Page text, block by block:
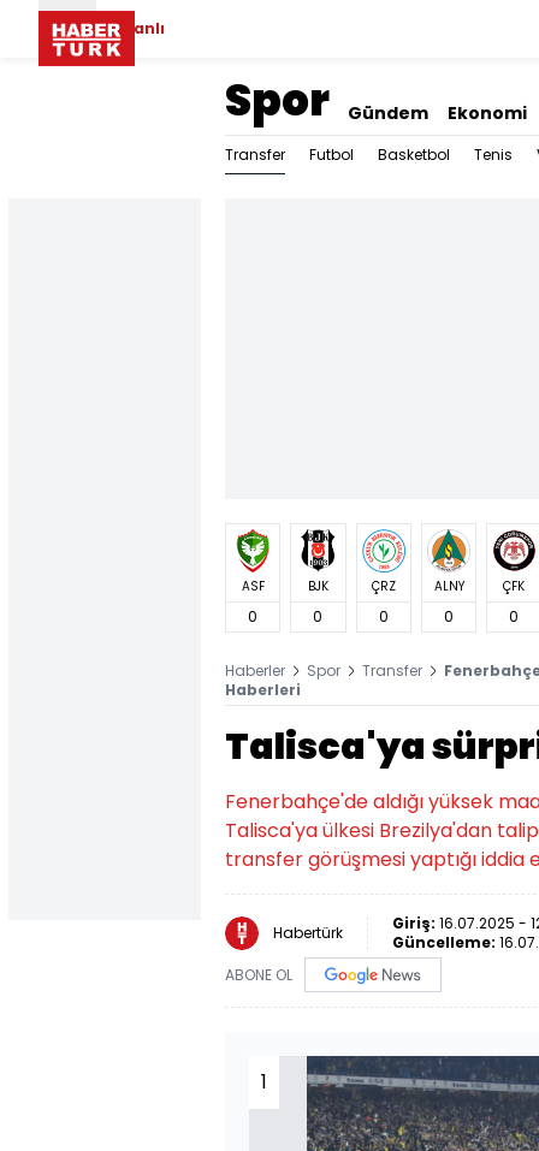
Canlı
Spor Gündem Ekonomi
Transfer Futbol Basketbol Tenis
ASF
0
BJK
0
ÇRZ
0
ALNY
0
ÇFK
0
Haberler Spor Transfer
Haberleri
Talisca'ya
Fenerbahçe'de aldığı yüksek
Talisca'ya ülkesi Brezilya'dan talip
transfer görüşmesi yaptığı iddia
Habertürk Giriş: 16.07.2025 -
Güncelleme:
ABONE OL
1